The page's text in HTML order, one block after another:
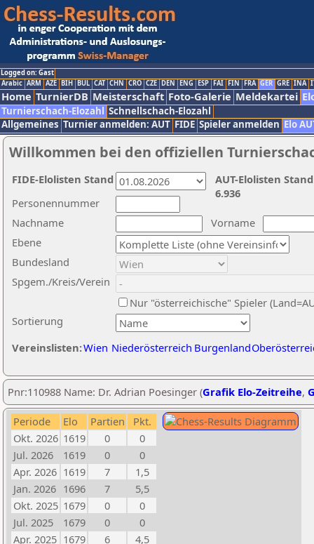
Logged on: Gast
Arabic ARM AZE BIH BUL CAT CHN CRO CZE DEN ENG ESP FAI FIN FRA GER GRE INA
Home TurnierDB Meisterschaft Foto-Galerie Meldekartei
Turnierschach-Elozahl Schnellschach-Elozahl
Allgemeines Turnier anmelden: AUT FIDE Spieler anmelden Elo
Willkommen bei den offiziellen
Nachname
Vorname
Ebene
Sortierung
Personennummer
Bundesland
Spgem./Kreis/Verein
Nur "österreichische" Spieler
Vereinslisten:Wien Niederösterreich Burgenland
AUT-Elolisten
6.936
FIDE-Elolisten Stand
Pnr:110988 Name: Dr. Adrian Poesinger (Grafik Elo-Zeitreihe,
Periode Elo Partien
Pkt.
Okt. 2026 1619 0
0
Jul. 2026
1619 0
0
Apr. 2026 1619 7
1,5
Jan. 2026 1696 7
5,5
Okt. 2025 1679 0
0
Jul. 2025
1679 0
0
Apr. 2025 1679 6
4,5